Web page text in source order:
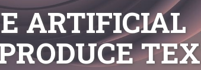
ARTIFICIAL